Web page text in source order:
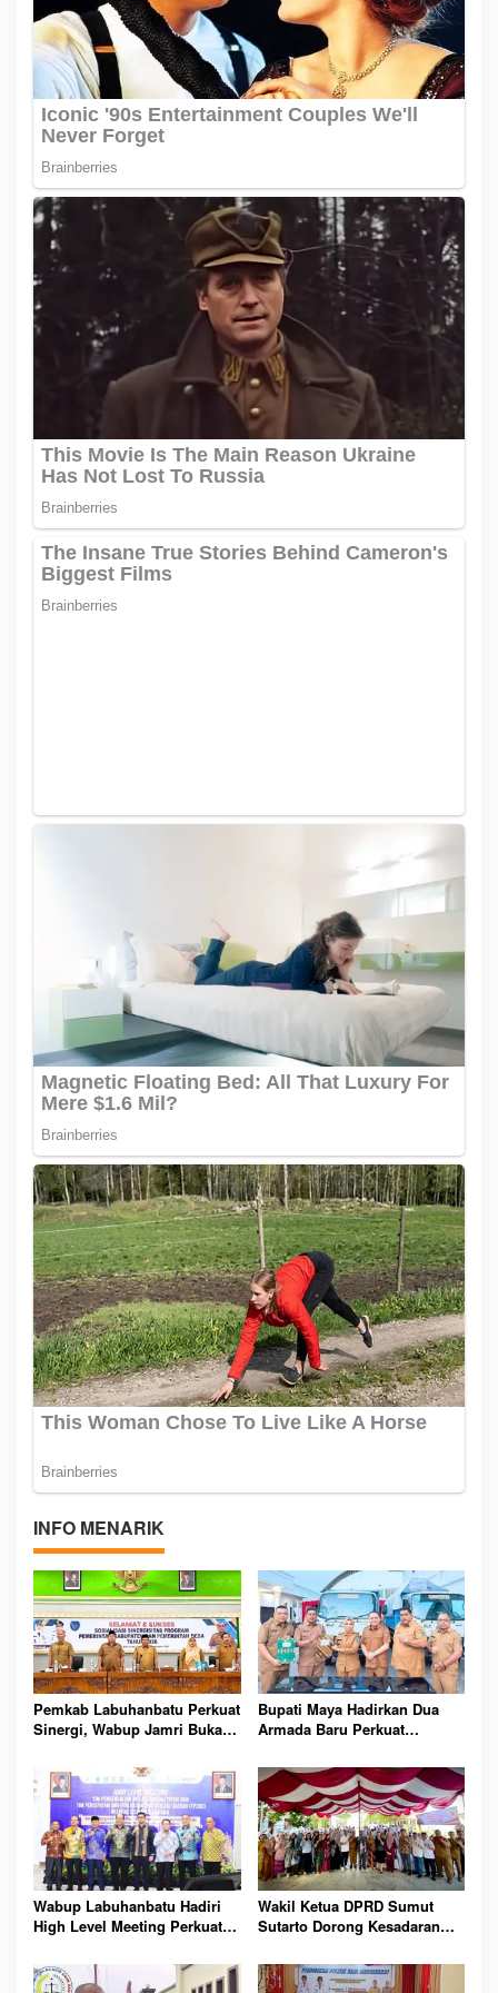
INFO MENARIK
Pemkab Labuhanbatu Perkuat
Sinergi, Wabup Jamri Buka
Desa 2026
Bupati Maya Hadirkan Dua
Armada Baru Perkuat
Labuhanbatu Bersinar
Wabup Labuhanbatu Hadiri
High Level Meeting Perkuat
Digitalisasi Daerah
Wakil Ketua DPRD Sumut
Sutarto Dorong Kesadaran
Pembangunan Rendah
Karbon Berkelanjutan